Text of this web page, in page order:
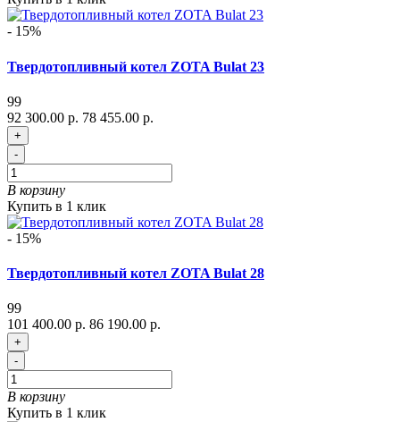
- 15%
Твердотопливный котел ZOTA Bulat 23
99
92 300.00 р. 78 455.00 р.
+
-
В корзину
Купить в 1 клик
- 15%
Твердотопливный котел ZOTA Bulat 28
99
101 400.00 р. 86 190.00 р.
+
-
В корзину
Купить в 1 клик